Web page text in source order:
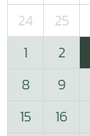
24
25
1
2
8
9
15
16